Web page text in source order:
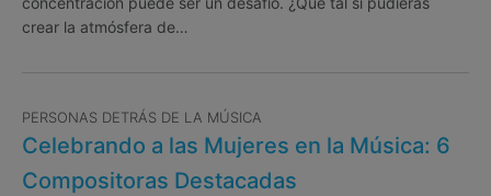
crear la atmósfera de…
PERSONAS DETRÁS DE LA MÚSICA
Celebrando a las Mujeres en la Música: 6
Compositoras Destacadas